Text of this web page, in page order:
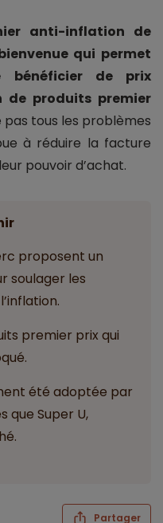
anti-inflation de
qui permet
bénéficier de prix
de produits premier
pas tous les problèmes
à réduire la facture
pouvoir d’achat.
proposent un
soulager les
premier prix qui
été adoptée par
que Super U,
Partager